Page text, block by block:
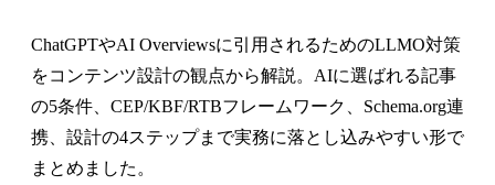
ChatGPTやAI Overviewsに引用されるためのLLMO対策
をコンテンツ設計の観点から解説。AIに選ばれる記事
の5条件、CEP/KBF/RTBフレームワーク、Schema.org連
携、設計の4ステップまで実務に落とし込みやすい形で
まとめました。